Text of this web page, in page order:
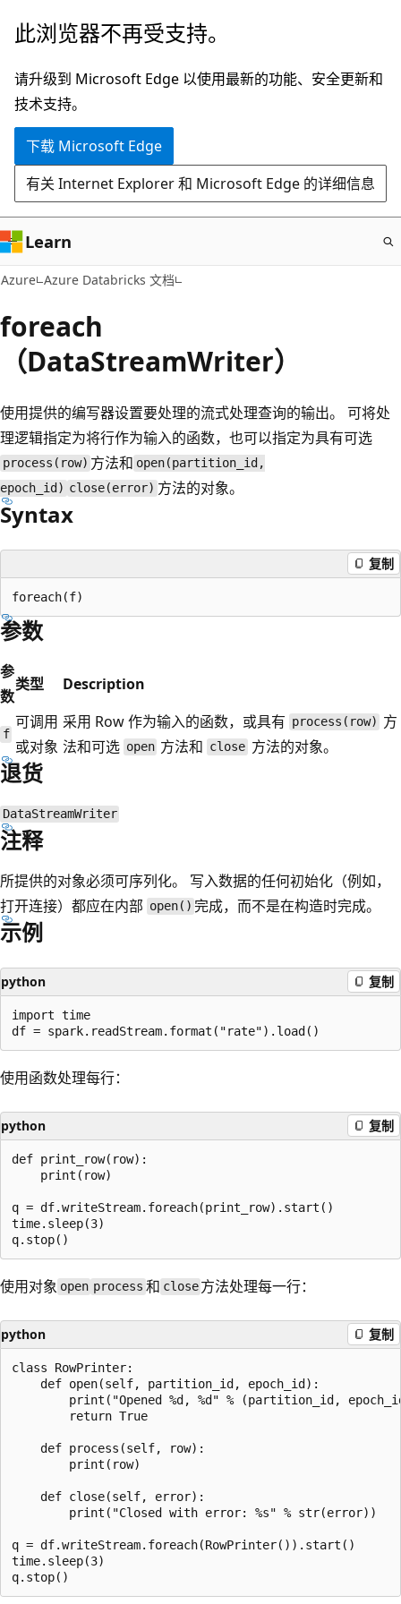
跳
主
要
内
此浏览器不再受支持。
请升级到 Microsoft Edge 以使用最新的功能、安全更新和
技术支持。
下载 Microsoft Edge
有关 Internet Explorer 和 Microsoft Edge 的详细信息
Learn
Azure Azure Databricks 文档
foreach
（DataStreamWriter）
使用提供的编写器设置要处理的流式处理查询的输出。 可将处
理逻辑指定为将行作为输入的函数，也可以指定为具有可选
process(row) 方法和 open(partition_id,
epoch_id) close(error) 方法的对象。
Syntax
复制
参数
参
数
类型 Description
f
可调用
或对象
采用 Row 作为输入的函数，或具有 process(row) 方
法和可选 open 方法和 close方法的对象。
退货
DataStreamWriter
注释
所提供的对象必须可序列化。 写入数据的任何初始化（例如，
打开连接）都应在内部 open() 完成，而不是在构造时完成。
示例
python 复制
import time
使用函数处理每行：
python 复制
def print_row(row):
    print(row)
q = df.writeStream.foreach(print_row).start()
time.sleep(3)
使用对象 open process 和 close 方法处理每一行：
python 复制
class RowPrinter:
    def open(self, partition_id, epoch_id):
print("Opened %d, %d" % (partition_id,
        return True
    def process(self, row):
        print(row)
    def close(self, error):
        print("Closed with error: %s" % str(error))
q = df.writeStream.foreach(RowPrinter()).start()
time.sleep(3)